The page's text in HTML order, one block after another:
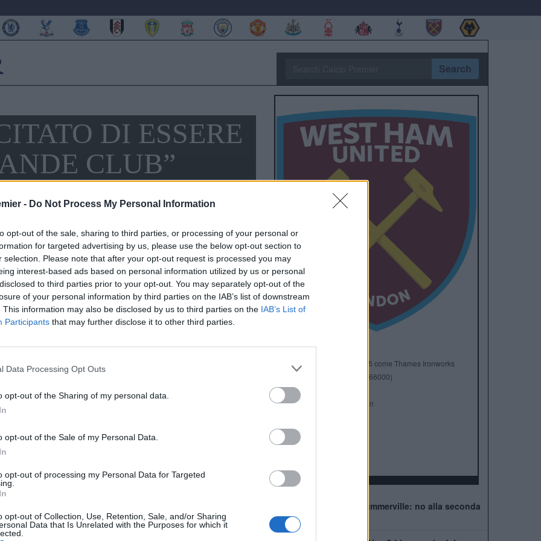
- Do Not Process My Personal Information
opt-out of the sale, sharing to third parties, or processing of your personal or
for targeted advertising by us, please use the below opt-out section to
selection. Please note that after your opt-out request is processed you may
interest-based ads based on personal information utilized by us or personal
to third parties prior to your opt-out. You may separately opt-out of the
of your personal information by third parties on the IAB’s list of downstream
This information may also be disclosed by us to third parties on the IAB’s List of
Participants that may further disclose it to other third parties.
Data Processing Opt Outs
opt-out of the Sharing of my personal data.
opt-out of the Sale of my Personal Data.
opt-out of processing my Personal Data for Targeted
opt-out of Collection, Use, Retention, Sale, and/or Sharing
Data that Is Unrelated with the Purposes for which it
Search
DI ESSERE
CLUB”
delWest Hamper due piste turche. Una delle
del
Queste le sue prime parole da attaccante degli
Ho sempre saputo che il West Ham è un grande club,
Anno di Fondazione: 1895 come Thames Ironworks
London Stadium (66000)
Città:
Presidente: David Sullivan
ALBO D'ORO
West Ham, muro per Summerville: no alla seconda
offerta della Roma